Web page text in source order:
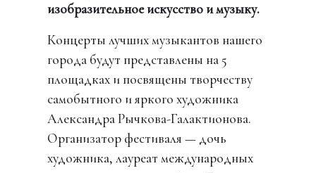
изобразительное искусство и музыку.
Концерты лучших музыкантов нашего
города будут представлены на 5
площадках и посвящены творчеству
самобытного и яркого художника
Александра Рычкова-Галактионова.
Организатор фестиваля — дочь
художника, лауреат международных